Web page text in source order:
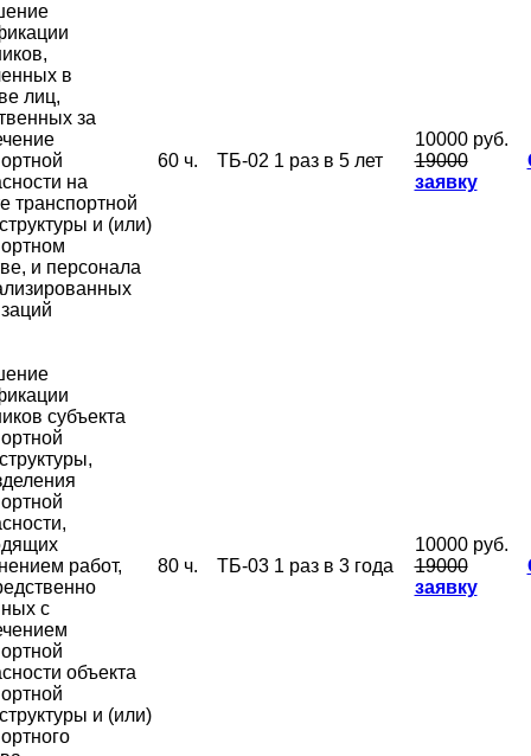
в
лиц,
за
на
транспортной
и (или)
и персонала
60 ч. ТБ-02 1 раз в 5 лет
10000 руб.
19000
заявку
субъекта
работ,
с
объекта
и (или)
80 ч. ТБ-03 1 раз в 3 года
10000 руб.
19000
заявку